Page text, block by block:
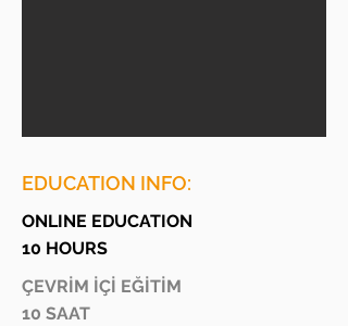
EDUCATION INFO:
ONLINE EDUCATION
10 HOURS
ÇEVRİM İÇİ EĞİTİM
10 SAAT